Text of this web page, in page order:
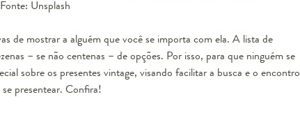
Unsplash
de mostrar a alguém que você se importa com ela. A lista de
– se não centenas – de opções. Por isso, para que ninguém se
sobre os presentes vintage, visando facilitar a busca e o encontro
presentear. Confira!